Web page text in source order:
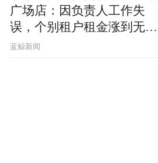
广场店：因负责人工作失
误，个别租户租金涨到无法
想象
蓝鲸新闻